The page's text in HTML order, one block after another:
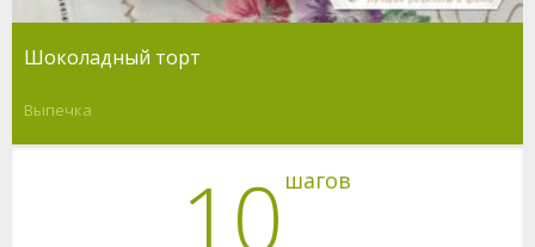
Шоколадный торт
Выпечка
10 шагов